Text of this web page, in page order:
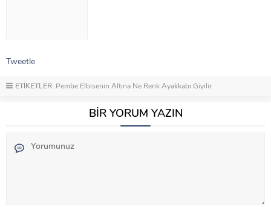
Tweetle
ETİKETLER: Pembe Elbisenin Altına Ne Renk Ayakkabı Giyilir
BİR YORUM YAZIN